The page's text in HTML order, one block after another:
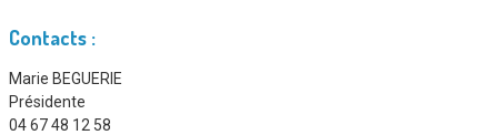
Contacts :
Marie BEGUERIE
Présidente
04 67 48 12 58